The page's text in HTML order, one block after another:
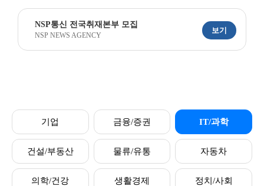
NSP통신 전국취재본부 모집
NSP NEWS AGENCY
보기
기업 금융/증권 IT/과학
건설/부동산 물류/유통 자동차
의학/건강 생활경제 정치/사회